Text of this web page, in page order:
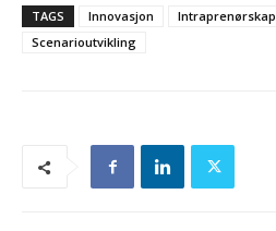
TAGS Innovasjon Intraprenørskap
Scenarioutvikling